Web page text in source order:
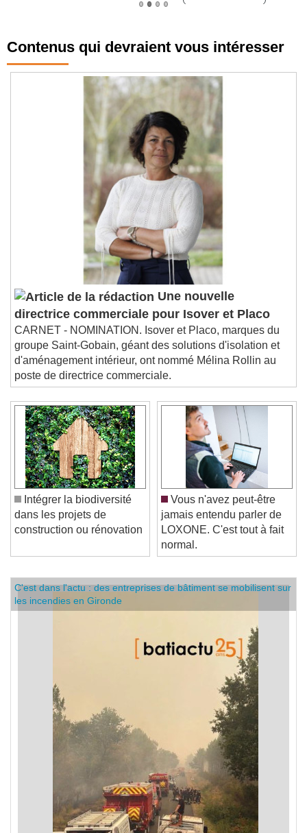
Contenus qui devraient vous intéresser
Une nouvelle
directrice commerciale pour Isover et Placo
CARNET - NOMINATION. Isover et Placo, marques du
groupe Saint-Gobain, géant des solutions d'isolation et
d'aménagement intérieur, ont nommé Mélina Rollin au
poste de directrice commerciale.
Intégrer la biodiversité
dans les projets de
Vous n'avez peut-être
jamais entendu parler de
LOXONE. C'est tout à fait
normal.
C'est dans l'actu : des entreprises de bâtiment se mobilisent sur
les incendies en Gironde